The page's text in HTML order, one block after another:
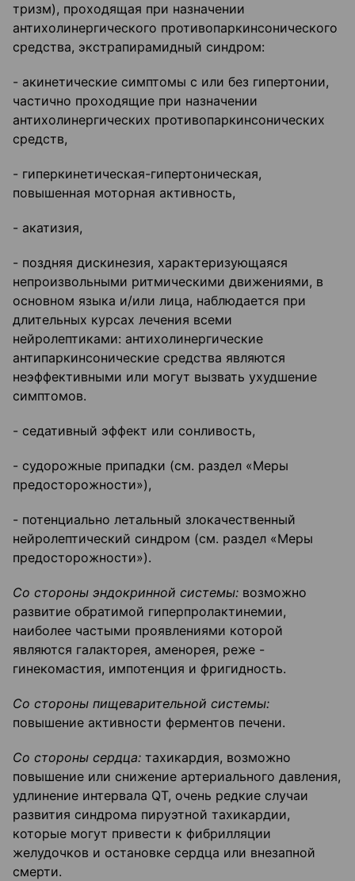
тризм), проходящая при назначении
антихолинергического противопаркинсонического
средства, экстрапирамидный синдром:
- акинетические симптомы с или без гипертонии,
частично проходящие при назначении
антихолинергических противопаркинсонических
средств,
- гиперкинетическая-гипертоническая,
повышенная моторная активность,
- акатизия,
- поздняя дискинезия, характеризующаяся
непроизвольными ритмическими движениями, в
основном языка и/или лица, наблюдается при
длительных курсах лечения всеми
нейролептиками: антихолинергические
антипаркинсонические средства являются
неэффективными или могут вызвать ухудшение
симптомов.
- седативный эффект или сонливость,
- судорожные припадки (см. раздел «Меры
предосторожности»),
- потенциально летальный злокачественный
нейролептический синдром (см. раздел «Меры
предосторожности»).
Со стороны эндокринной системы: возможно
развитие обратимой гиперпролактинемии,
наиболее частыми проявлениями которой
являются галакторея, аменорея, реже -
гинекомастия, импотенция и фригидность.
Со стороны пищеварительной системы:
повышение активности ферментов печени.
Со стороны сердца: тахикардия, возможно
повышение или снижение артериального давления,
удлинение интервала QT, очень редкие случаи
развития синдрома пируэтной тахикардии,
которые могут привести к фибрилляции
желудочков и остановке сердца или внезапной
смерти.